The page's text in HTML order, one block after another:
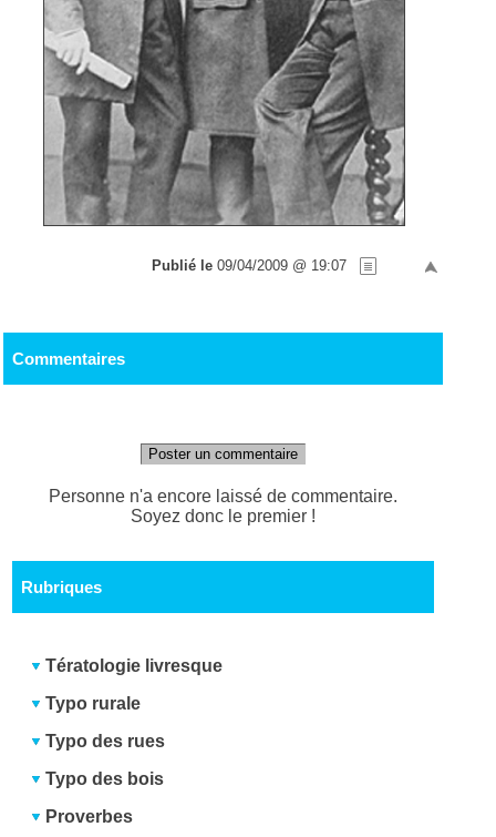
Publié le 09/04/2009 @ 19:07
Commentaires
Poster un commentaire
Personne n'a encore laissé de commentaire.
Soyez donc le premier !
Rubriques
Tératologie livresque
Typo rurale
Typo des rues
Typo des bois
Proverbes